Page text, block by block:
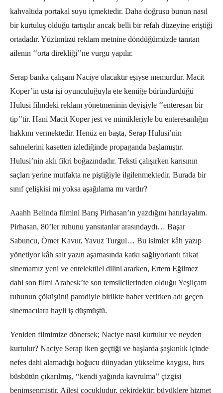
kahvaltıda portakal suyu içmektedir. Daha doğrusu bunun nasıl
bir kurtuluş olduğu tartışılır ancak belli bir refah düzeyine eriştiği
ortadadır. Yüzümüzü reklam metnine döndüğümüzde tanıtan
ailenin ‘‘orta direkliği’’ne vurgu yapılır.
Serap banka çalışanı Naciye olacaktır eşiyse memurdur. Macit
Koper’in usta işi oyunculuğuyla ete kemiğe büründürdüğü
Hulusi filmdeki reklam yönetmeninin deyişiyle ‘‘enteresan bir
tip’’tir. Hani Macit Koper jest ve mimikleriyle bu enteresanlığın
hakkını vermektedir. Henüz en başta, Serap Hulusi’nin
sahnelerini kasetten izlediğinde propaganda başlamıştır.
Hulusi’nin aklı fikri boğazındadır. Teksti çalışırken karısının
saçları yerine mutfakta ne piştiğiyle ilgilenmektedir. Burada bir
sınıf çelişkisi mi yoksa aşağılama mı vardır?
Aaahh Belinda filmini Barış Pirhasan’ın yazdığını hatırlayalım.
Pirhasan, 80’ler ruhunu yansıtanlar arasındaydı… Başar
Sabuncu, Ömer Kavur, Yavuz Turgul… Bu isimler kâh yazıp
yönetiyor kâh salt yazın aşamasında katkı sağlıyorlardı fakat
sinemamız yeni ve entelektüel dilini ararken, Ertem Eğilmez
dahi son filmi Arabesk’te son temsilcilerinden olduğu Yeşilçam
ruhunun çöküşünü parodiyle birlikte haber verirken adı geçen
sinemacılara hayli iş düşmüştü.
Yeniden filmimize dönersek; Naciye nasıl kurtulur ve neyden
kurtulur? Naciye Serap iken geçtiği ve başlarda şaşkınlık içinde
nefes dahi alamadığı boğucu dünyadan yükselme kaygısı, hırs
büsbütün çıkarılmış, ‘‘kendi yağında kavrulma’’ çizgisi
benimsenmiştir. Ailesi çocukludur, çekirdektir; büyüklere hizmet